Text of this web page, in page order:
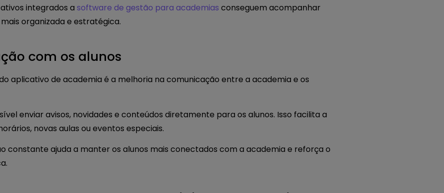
integrados a software de gestão para academias conseguem acompanhar
organizada e estratégica.
com os alunos
aplicativo de academia é a melhoria na comunicação entre a academia e os
enviar avisos, novidades e conteúdos diretamente para os alunos. Isso facilita a
novas aulas ou eventos especiais.
constante ajuda a manter os alunos mais conectados com a academia e reforça o